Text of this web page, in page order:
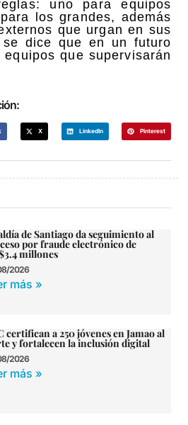
uno para equipos
los grandes, además
que urgan en sus
se dice que en un futuro
que supervisarán
X LinkedIn Pinterest
de Santiago da seguimiento al
por fraude electrónico de
millones
2026
más »
certifican a 250 jóvenes en Jamao al
y fortalecen la inclusión digital
2026
más »